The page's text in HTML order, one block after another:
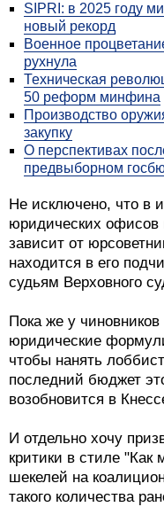
SIPRI: в 2025 году
новый рекорд
Военное
рухнула
Техническая
50 реформ минфина
Производство
закупку
О перспективах
предвыборном
Не исключено, что в
юридических офисов
зависит от
находится в его
судьям Верховного
Пока же у
юридические
чтобы нанять
последний бюджет
возобновится в
И отдельно хочу
критики в стиле
шекелей на
такого количества